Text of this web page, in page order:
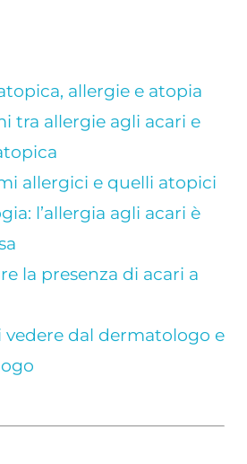
allergie e atopia
tra allergie agli acari e
allergici e quelli atopici
l’allergia agli acari è
la presenza di acari a
vedere dal dermatologo e